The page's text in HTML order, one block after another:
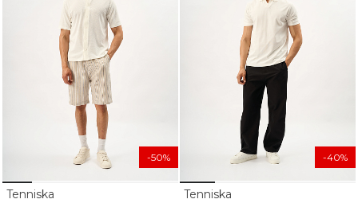
Tenniska
-50%
Tenniska
-40%